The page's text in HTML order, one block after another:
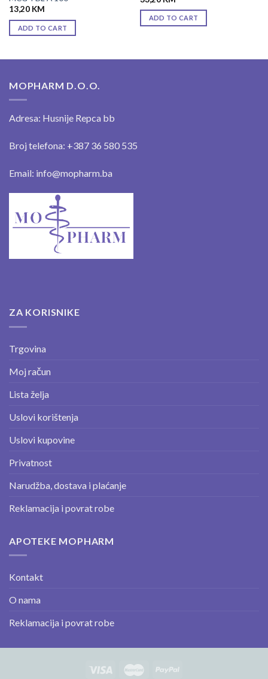
13,20 KM
ADD TO CART
ADD TO CART
MOPHARM D.O.O.
Adresa: Husnije Repca bb
Broj telefona: +387 36 580 535
Email: info@mopharm.ba
ZA KORISNIKE
Trgovina
Moj račun
Lista želja
Uslovi korištenja
Uslovi kupovine
Privatnost
Narudžba, dostava i plaćanje
Reklamacija i povrat robe
APOTEKE MOPHARM
Kontakt
O nama
Reklamacija i povrat robe